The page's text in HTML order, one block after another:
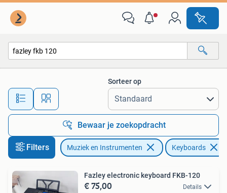
Alle afstanden…
Sorteer op
Bewaar je zoekopdracht
Filters Muziek en Instrumenten Keyboards
Fazley electronic keyboard FKB-120
€ 75,00 Details